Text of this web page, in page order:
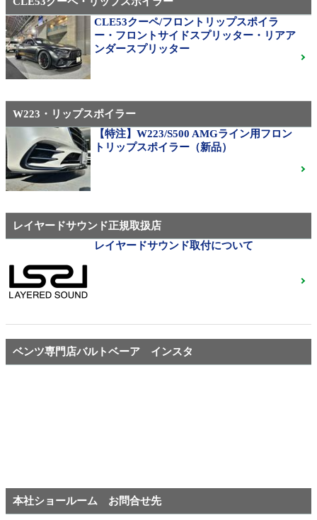
310M Exe Monoblock Exlete鍛造23インチ W463A G63
用サイズ（379）
メルセデス・ベンツ
◆メルセデスマイバッハ純正20インチホイール
◆X222◆美品中古ご成約済
ベンツ中古ホイル・タイヤ
CLE53クーペ/フロントリップスポイラ
ー・フロントサイドスプリッター・リアア
ンダースプリッター
W223・リップスポイラー
【特注】W223/S500 AMGライン用フロン
トリップスポイラー（新品）
レイヤードサウンド正規取扱店
レイヤードサウンド取付について
ベンツ専門店バルトベーア インスタ
本社ショールーム お問合せ先